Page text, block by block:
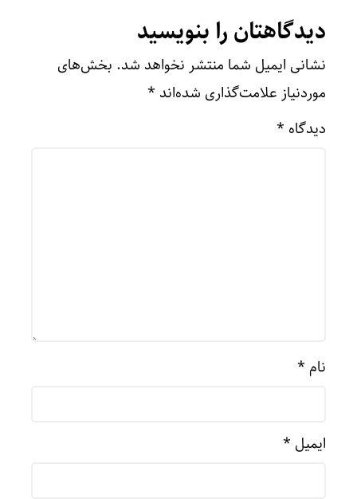
دیدگاهتان را بنویسید
نشانی ایمیل شما منتشر نخواهد شد. بخش‌های
موردنیاز علامت‌گذاری شده‌اند *
دیدگاه *
نام *
ایمیل *